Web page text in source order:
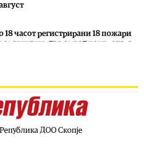
18 часот регистрирани 18 пожари
активни, два се под контрола, а
два големи јубилеја
Климент и Охридската книжевна
ДОО Скопје